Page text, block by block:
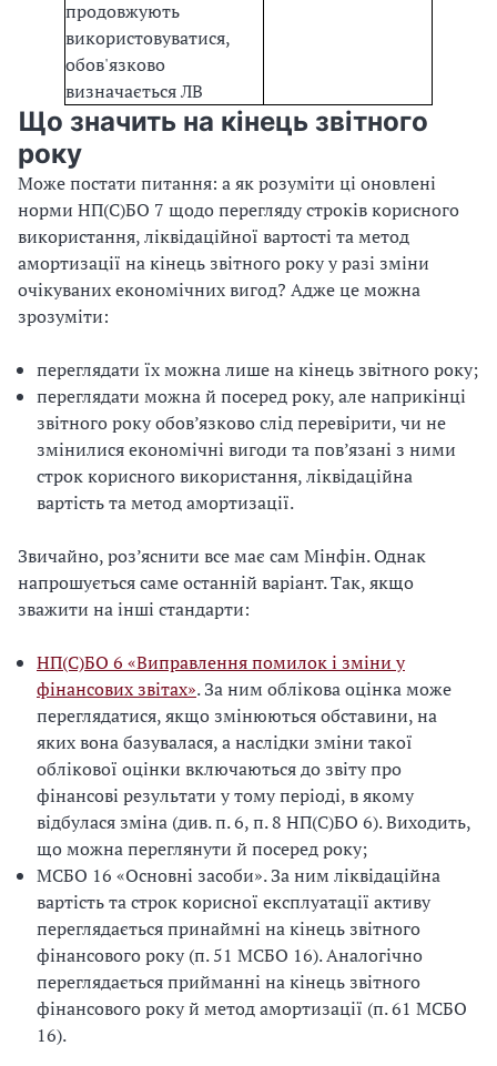
продовжують
використовуватися,
обов'язково
визначається ЛВ
Що значить на кінець звітного
року
Може постати питання: а як розуміти ці оновлені
норми НП(С)БО 7 щодо перегляду строків корисного
використання, ліквідаційної вартості та метод
амортизації на кінець звітного року у разі зміни
очікуваних економічних вигод? Адже це можна
зрозуміти:
переглядати їх можна лише на кінець звітного року;
переглядати можна й посеред року, але наприкінці
звітного року обов’язково слід перевірити, чи не
змінилися економічні вигоди та пов’язані з ними
строк корисного використання, ліквідаційна
вартість та метод амортизації.
Звичайно, роз’яснити все має сам Мінфін. Однак
напрошується саме останній варіант. Так, якщо
зважити на інші стандарти:
НП(С)БО 6 «Виправлення помилок і зміни у
фінансових звітах». За ним облікова оцінка може
переглядатися, якщо змінюються обставини, на
яких вона базувалася, а наслідки зміни такої
облікової оцінки включаються до звіту про
фінансові результати у тому періоді, в якому
відбулася зміна (див. п. 6, п. 8 НП(С)БО 6). Виходить,
що можна переглянути й посеред року;
МСБО 16 «Основні засоби».За ним ліквідаційна
вартість та строк корисної експлуатації активу
переглядається принаймні на кінець звітного
фінансового року (п. 51 МСБО 16). Аналогічно
переглядається прийманні на кінець звітного
фінансового року й метод амортизації (п. 61 МСБО
16).